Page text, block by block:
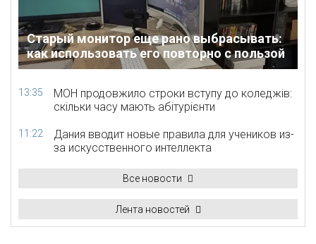
Старый монитор еще рано выбрасывать:
как использовать его повторно с пользой
13:35
МОН продовжило строки вступу до коледжів:
скільки часу мають абітурієнти
11:22
Дания вводит новые правила для учеников из-
за искусственного интеллекта
Все новости
Лента новостей